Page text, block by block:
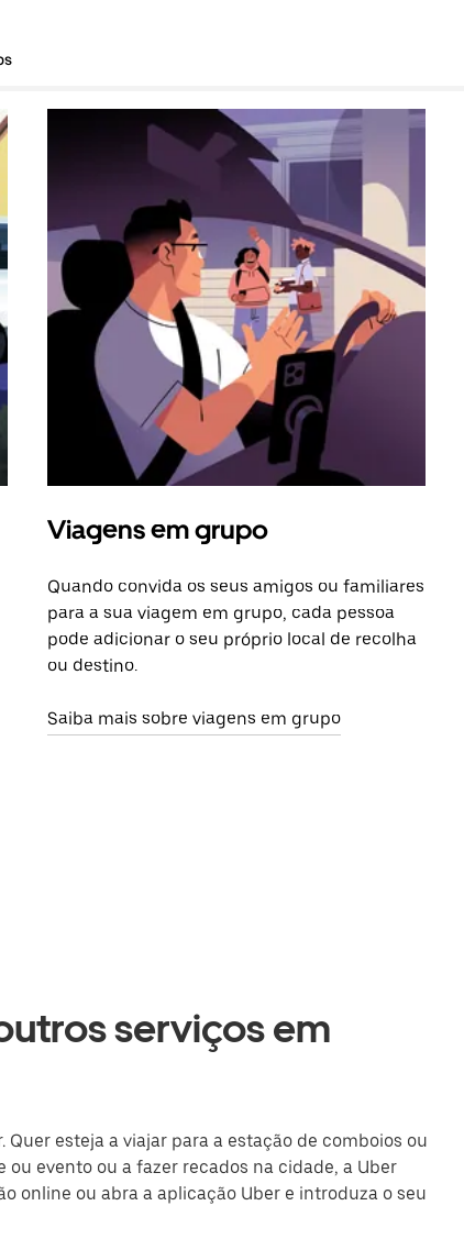
Viagens em grupo
Quando convida os seus amigos ou familiares
para a sua viagem em grupo, cada pessoa
pode adicionar o seu próprio local de recolha
ou destino.
Saiba mais sobre viagens em grupo
serviços em
esteja a viajar para a estação de comboios ou
evento ou a fazer recados na cidade, a Uber
online ou abra a aplicação Uber e introduza o seu